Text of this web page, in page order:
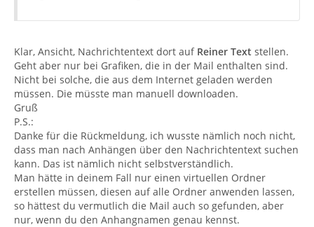
Klar, Ansicht, Nachrichtentext dort auf Reiner Text stellen.
Geht aber nur bei Grafiken, die in der Mail enthalten sind.
Nicht bei solche, die aus dem Internet geladen werden
müssen. Die müsste man manuell downloaden.
Gruß
P.S.:
Danke für die Rückmeldung, ich wusste nämlich noch nicht,
dass man nach Anhängen über den Nachrichtentext suchen
kann. Das ist nämlich nicht selbstverständlich.
Man hätte in deinem Fall nur einen virtuellen Ordner
erstellen müssen, diesen auf alle Ordner anwenden lassen,
so hättest du vermutlich die Mail auch so gefunden, aber
nur, wenn du den Anhangnamen genau kennst.